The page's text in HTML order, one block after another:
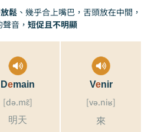
鬆 、幾乎合上嘴巴，舌頭放在中間，
音， 短促且不明顯
Demain Venir
[də.mɛ̃] [və.niʁ]
明天 來